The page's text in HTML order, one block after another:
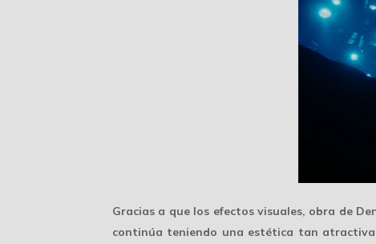
Gracias a que los efectos visuales, obra de
continúa teniendo una estética tan atractiva